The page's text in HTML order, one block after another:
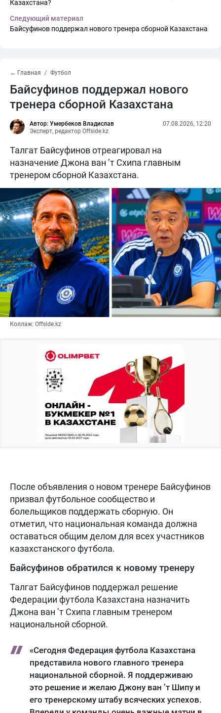
Казахстана?
Следующий материал
Байсуфинов поддержал нового тренера сборной Казахстана
← Главная Футбол
Байсуфинов поддержал нового
тренера сборной Казахстана
Автор: Умербеков Владислав
Эксперт, редактор Offside.kz
07.08.2026, 12:20
Талгат Байсуфинов отреагировал на
назначение Джона ван ’т Схипа главным
тренером сборной Казахстана.
Коллаж: Offside.kz
После объявления о новом тренере Байсуфинов
призвал футбольное сообщество и
болельщиков поддержать сборную. Он
отметил, что национальная команда должна
оставаться общим делом для всех участников
казахстанского футбола.
Байсуфинов обратился к новому тренеру
Талгат Байсуфинов поддержал решение
Федерации футбола Казахстана назначить
Джона ван ’т Схипа главным тренером
национальной сборной.
«Сегодня Федерация футбола Казахстана
представила нового главного тренера
национальной сборной. Я поддерживаю
это решение и желаю Джону ван ’т Шипу и
его тренерскому штабу всяческих успехов.